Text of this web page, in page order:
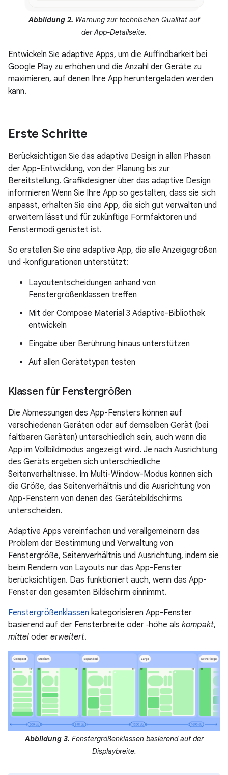
Abbildung 2. Warnung zur technischen Qualität auf
der App-Detailseite.
Entwickeln Sie adaptive Apps, um die Auffindbarkeit bei
Google Play zu erhöhen und die Anzahl der Geräte zu
maximieren, auf denen Ihre App heruntergeladen werden
kann.
Erste Schritte
Berücksichtigen Sie das adaptive Design in allen Phasen
der App-Entwicklung, von der Planung bis zur
Bereitstellung. Grafikdesigner über das adaptive Design
informieren Wenn Sie Ihre App so gestalten, dass sie sich
anpasst, erhalten Sie eine App, die sich gut verwalten und
erweitern lässt und für zukünftige Formfaktoren und
Fenstermodi gerüstet ist.
So erstellen Sie eine adaptive App, die alle Anzeigegrößen
und ‑konfigurationen unterstützt:
Layoutentscheidungen anhand von
Fenstergrößenklassen treffen
Mit der Compose Material 3 Adaptive-Bibliothek
entwickeln
Eingabe über Berührung hinaus unterstützen
Auf allen Gerätetypen testen
Klassen für Fenstergrößen
Die Abmessungen des App-Fensters können auf
verschiedenen Geräten oder auf demselben Gerät (bei
faltbaren Geräten) unterschiedlich sein, auch wenn die
App im Vollbildmodus angezeigt wird. Je nach Ausrichtung
des Geräts ergeben sich unterschiedliche
Seitenverhältnisse. Im Multi-Window-Modus können sich
die Größe, das Seitenverhältnis und die Ausrichtung von
App-Fenstern von denen des Gerätebildschirms
unterscheiden.
Adaptive Apps vereinfachen und verallgemeinern das
Problem der Bestimmung und Verwaltung von
Fenstergröße, Seitenverhältnis und Ausrichtung, indem sie
beim Rendern von Layouts nur das App-Fenster
berücksichtigen. Das funktioniert auch, wenn das App-
Fenster den gesamten Bildschirm einnimmt.
Fenstergrößenklassen kategorisieren App-Fenster
basierend auf der Fensterbreite oder ‑höhe als kompakt,
mittel oder erweitert.
Abbildung 3. Fenstergrößenklassen basierend auf der
Displaybreite.